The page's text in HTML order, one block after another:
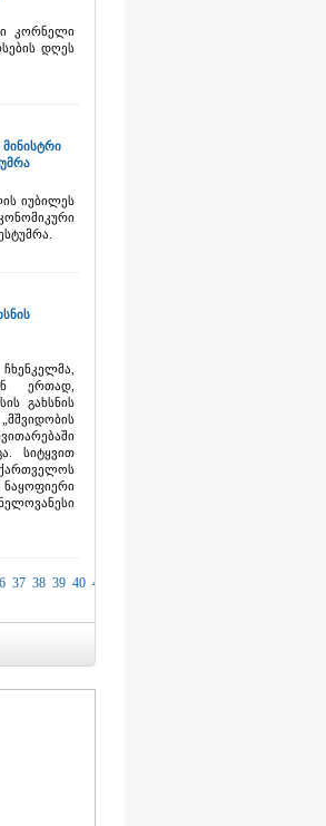
კორნელი
დღეს
იუბილეს
ერთად,
გახსნის
სიტყვით
37 38 39 40 41